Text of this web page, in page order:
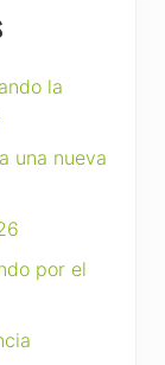
la
una nueva
por el